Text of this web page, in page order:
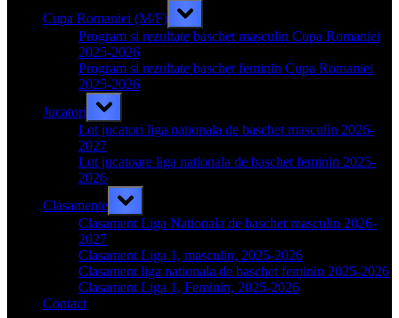
Cupa Romaniei (M/F)
Toggle
sub-
menu
Program si rezultate baschet masculin Cupa Romaniei
2025-2026
Program si rezultate baschet feminin Cupa Romaniei
2025-2026
Jucatori
Toggle
sub-
menu
Lot jucatori liga nationala de baschet masculin 2026-
2027
Lot jucatoare liga nationala de baschet feminin 2025-
2026
Clasamente
Toggle
sub-
menu
Clasament Liga Nationala de baschet masculin 2026-
2027
Clasament Liga 1, masculin, 2025-2026
Clasament liga nationala de baschet feminin 2025-2026
Clasament Liga 1, Feminin, 2025-2026
Contact